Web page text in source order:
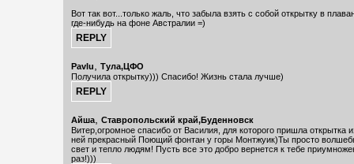
Вот так вот...только жаль, что забыла взять с собой открытку в
где-нибудь на фоне Австралии =)
Pavlu, Тула,ЦФО
Получила открытку))) Спасибо! Жизнь стала лучше)
Айша, Ставропольский край,Буденновск
Витер,огромное спасибо от Василия, для которого пришла открытка
ней прекрасный Поющий фонтан у горы Монтжуик)Ты просто
свет и тепло людям! Пусть все это добро вернется к тебе
раз!)))